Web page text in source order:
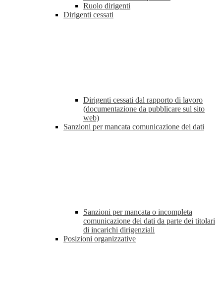
Ruolo dirigenti
Dirigenti cessati
Dirigenti cessati dal rapporto di lavoro
(documentazione da pubblicare sul sito
web)
Sanzioni per mancata comunicazione dei dati
Sanzioni per mancata o incompleta
comunicazione dei dati da parte dei titolari
di incarichi dirigenziali
Posizioni organizzative